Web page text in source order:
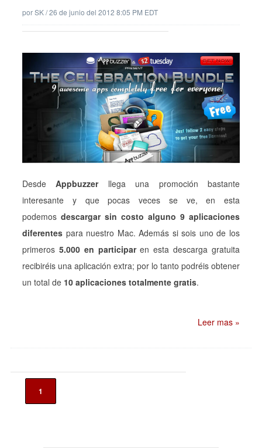
porSK/26 de junio del 2012 8:05 PM EDT
DesdeAppbuzzerllega una promoción bastante
interesante y que pocas veces se ve, en esta
podemos descargar sin costo alguno 9 aplicaciones
diferentes para nuestro Mac. Además si sois uno de los
primeros 5.000 en participaren esta descarga gratuita
recibiréis una aplicación extra; por lo tanto podréis obtener
un total de 10 aplicaciones totalmente gratis.
Leer mas »
1